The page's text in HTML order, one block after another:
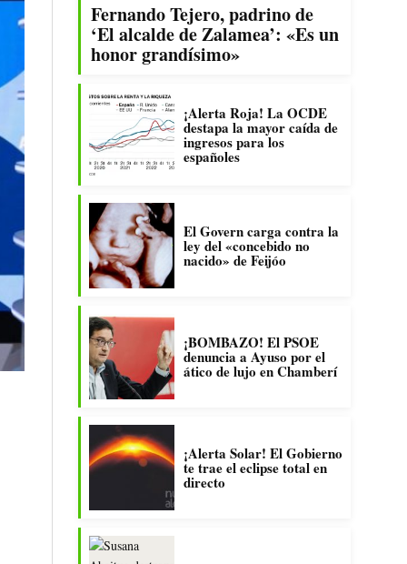
Fernando Tejero, padrino de
‘El alcalde de Zalamea’: «Es un
honor grandísimo»
¡Alerta Roja! La OCDE
destapa la mayor caída de
ingresos para los
españoles
El Govern carga contra la
ley del «concebido no
nacido» de Feijóo
¡BOMBAZO! El PSOE
denuncia a Ayuso por el
ático de lujo en Chamberí
¡Alerta Solar! El Gobierno
te trae el eclipse total en
directo